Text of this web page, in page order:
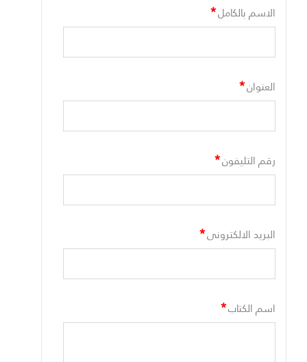
الاسم بالكامل*
العنوان*
رقم التليفون*
البريد الالكترونى*
اسم الكتاب*